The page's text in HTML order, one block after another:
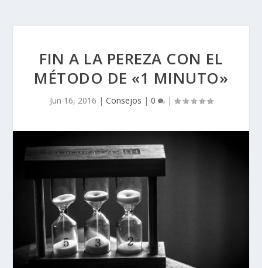
FIN A LA PEREZA CON EL
MÉTODO DE «1 MINUTO»
Jun 16, 2016 | Consejos | 0 |